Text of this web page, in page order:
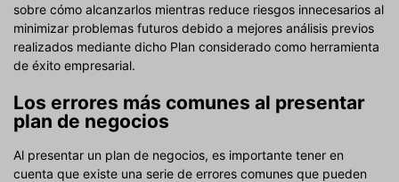
sobre cómo alcanzarlos mientras reduce riesgos innecesarios al
minimizar problemas futuros debido a mejores análisis previos
realizados mediante dicho Plan considerado como herramienta
de éxito empresarial.
Los errores más comunes al presentar
plan de negocios
Al presentar un plan de negocios, es importante tener en
cuenta que existe una serie de errores comunes que pueden